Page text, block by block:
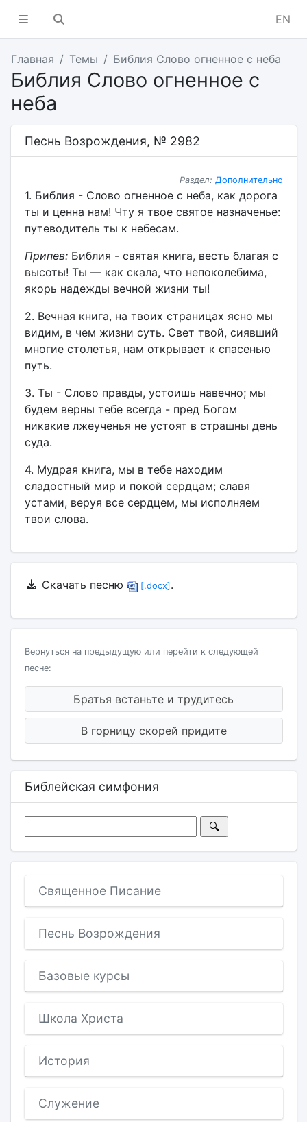
EN
Главная Темы Библия Слово огненное с неба
Библия Слово огненное с
неба
Песнь Возрождения, № 2982
Раздел: Дополнительно
1. Библия - Слово огненное с неба, как дорога
ты и ценна нам! Чту я твое святое назначенье:
путеводитель ты к небесам.
Припев: Библия - святая книга, весть благая с
высоты! Ты — как скала, что непоколебима,
якорь надежды вечной жизни ты!
2. Вечная книга, на твоих страницах ясно мы
видим, в чем жизни суть. Свет твой, сиявший
многие столетья, нам открывает к спасенью
путь.
3. Ты - Слово правды, устоишь навечно; мы
будем верны тебе всегда - пред Богом
никакие лжеученья не устоят в страшны день
суда.
4. Мудрая книга, мы в тебе находим
сладостный мир и покой сердцам; славя
устами, веруя все сердцем, мы исполняем
твои слова.
Скачать песню [.docx] .
Вернуться на предыдущую или перейти к следующей
песне:
Братья встаньте и трудитесь
В горницу скорей придите
Библейская симфония
Священное Писание
Песнь Возрождения
Базовые курсы
Школа Христа
История
Служение